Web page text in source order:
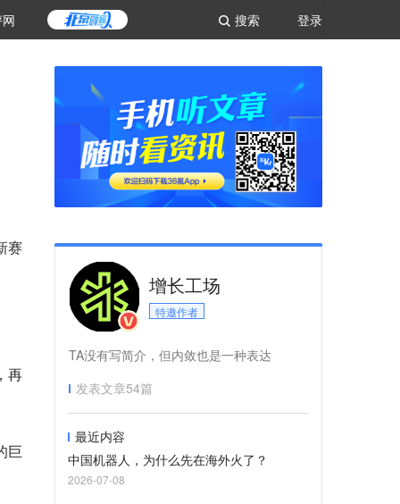
登录
搜索
赛
再
巨
增长工场
特邀作者
TA没有写简介，但内敛也是一种表达
发表文章54篇
最近内容
中国机器人，为什么先在海外火了？
2026-07-08